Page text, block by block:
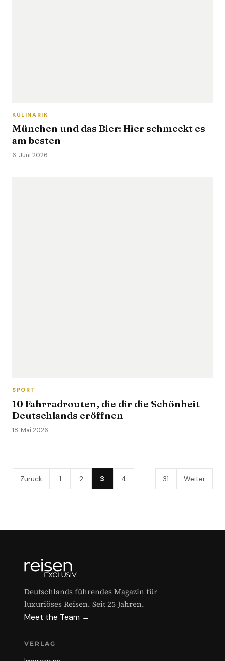
KULINARIK
München und das Bier: Hier schmeckt es
am besten
6. Juni 2026
SPORT
10 Fahrradrouten, die dir die Schönheit
Deutschlands eröffnen
18. Mai 2026
Zurück 1 2 3 4 31 Weiter
Deutschlands führendes Magazin für
luxuriöses Reisen. Seit 25 Jahren.
Meet the Team →
VERLAG